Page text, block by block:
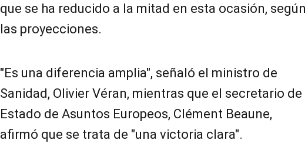
que se ha reducido a la mitad en esta ocasión, según
las proyecciones.
"Es una diferencia amplia", señaló el ministro de
Sanidad, Olivier Véran, mientras que el secretario de
Estado de Asuntos Europeos, Clément Beaune,
afirmó que se trata de "una victoria clara".